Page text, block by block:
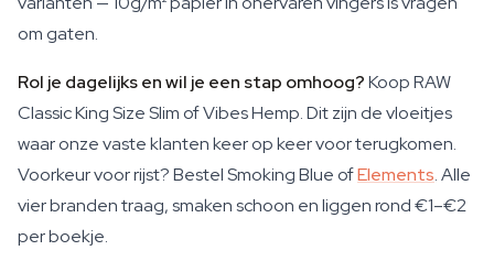
om gaten.
Rol je dagelijks en wil je een stap omhoog?Koop RAW
Classic King Size Slim of Vibes Hemp. Dit zijn de vloeitjes
waar onze vaste klanten keer op keer voor terugkomen.
Voorkeur voor rijst? Bestel Smoking Blue ofElements. Alle
vier branden traag, smaken schoon en liggen rond €1–€2
per boekje.